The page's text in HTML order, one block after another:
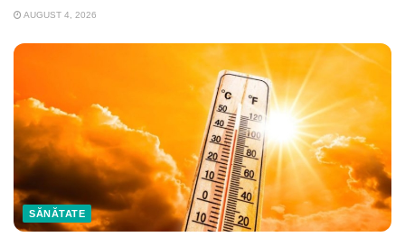
AUGUST 4, 2026
SĂNĂTATE